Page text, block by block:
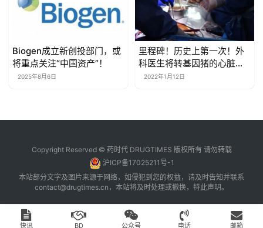
Biogen成立新创投部门，或
将重点关注“中国资产”！
2025年8月6日
里程碑！历史上第一次！外
科医生将转基因猪的心脏成
功地移植到垂死的病人体内
2022年1月12日
Copyright Reserved © 药时代 DRUGTIMES 版权所有 请勿转载
沪ICP备17025211号-1
本站部分文字及图片来源于网络，如侵犯到您的权益，请及时告知并联系
contact@drugtimes.cn ，本站将及时处理或撤换，特此声明。
快讯 BD 公众号 电话 邮箱